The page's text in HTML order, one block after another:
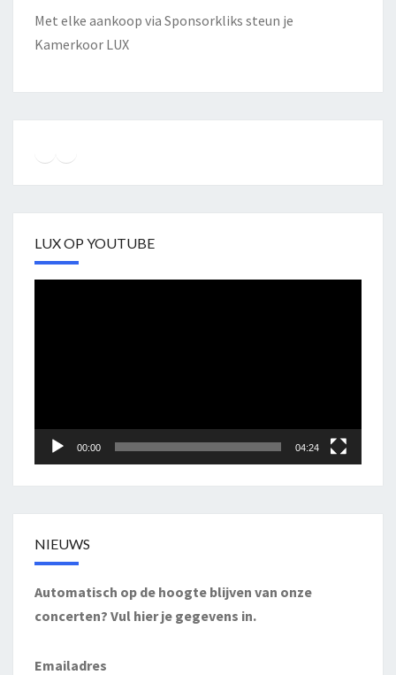
Met elke aankoop via Sponsorkliks steun je
Kamerkoor LUX
LUX OP YOUTUBE
00:00 04:24
NIEUWS
Automatisch op de hoogte blijven van onze
concerten? Vul hier je gegevens in.
Emailadres